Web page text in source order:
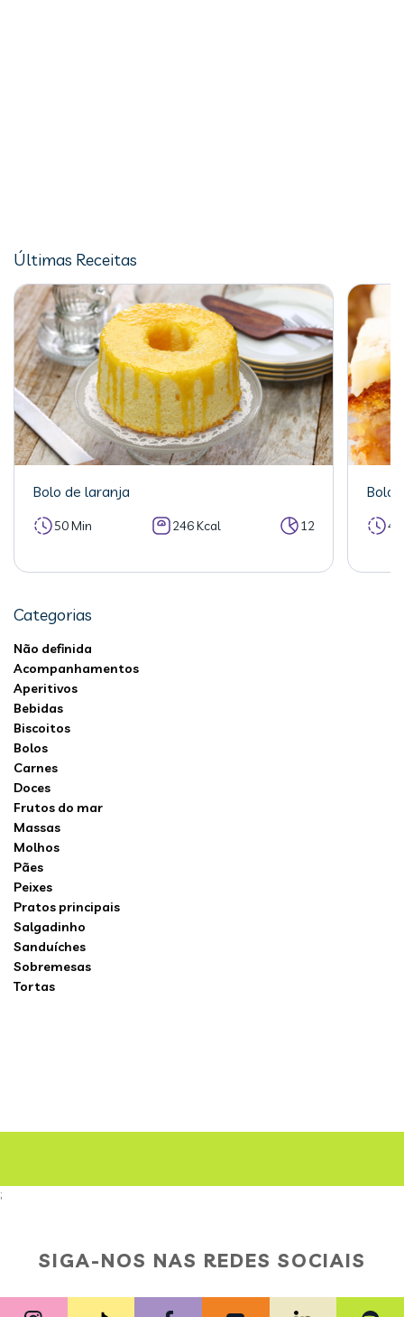
Últimas Receitas
Bolo de laranja
50 Min 246 Kcal 12
Bolo
Categorias
Não definida
Acompanhamentos
Aperitivos
Bebidas
Biscoitos
Bolos
Carnes
Doces
Frutos do mar
Massas
Molhos
Pães
Peixes
Pratos principais
Salgadinho
Sanduíches
Sobremesas
Tortas
;
SIGA-NOS NAS REDES SOCIAIS